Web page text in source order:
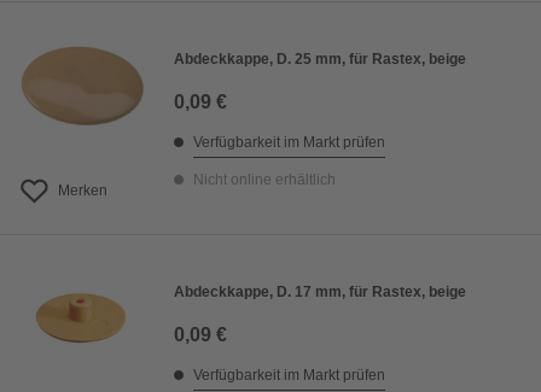
Merken
Abdeckkappe, D. 25 mm, für Rastex, beige
0,09 €
Verfügbarkeit im Markt prüfen
Nicht online erhältlich
Abdeckkappe, D. 17 mm, für Rastex, beige
0,09 €
Verfügbarkeit im Markt prüfen